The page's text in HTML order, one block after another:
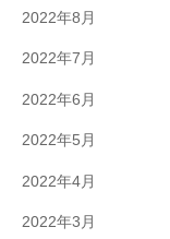
2022年8月
2022年7月
2022年6月
2022年5月
2022年4月
2022年3月